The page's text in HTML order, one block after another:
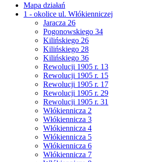
Mapa działań
1 - okolice ul. Włókienniczej
Jaracza 26
Pogonowskiego 34
Kilińskiego 26
Kilińskiego 28
Kilińskiego 36
Rewolucji 1905 r. 13
Rewolucji 1905 r. 15
Rewolucji 1905 r. 17
Rewolucji 1905 r. 29
Rewolucji 1905 r. 31
Włókiennicza 2
Włókiennicza 3
Włókiennicza 4
Włókiennicza 5
Włókiennicza 6
Włókiennicza 7